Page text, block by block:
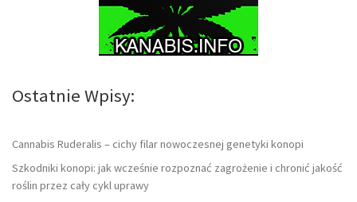
Ostatnie Wpisy:
Cannabis Ruderalis – cichy filar nowoczesnej genetyki konopi
Szkodniki konopi: jak wcześnie rozpoznać zagrożenie i chronić jakość
roślin przez cały cykl uprawy